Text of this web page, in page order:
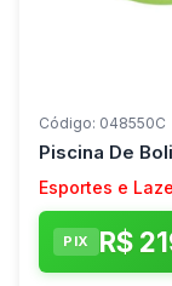
Código: 048550C
Piscina De
Esportes e
PIX R$